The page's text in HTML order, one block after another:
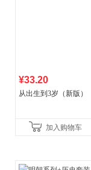
¥33.20
从出生到3岁（新版）
加入购物车